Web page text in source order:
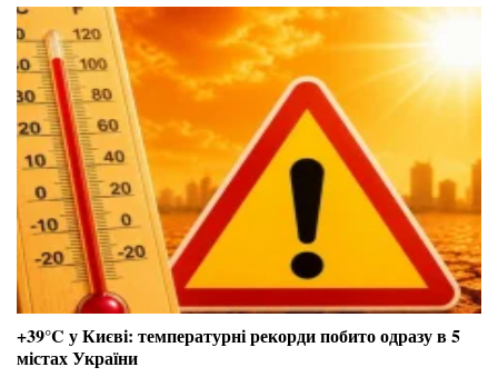
+39°C у Києві: температурні рекорди побито одразу в 5
містах України